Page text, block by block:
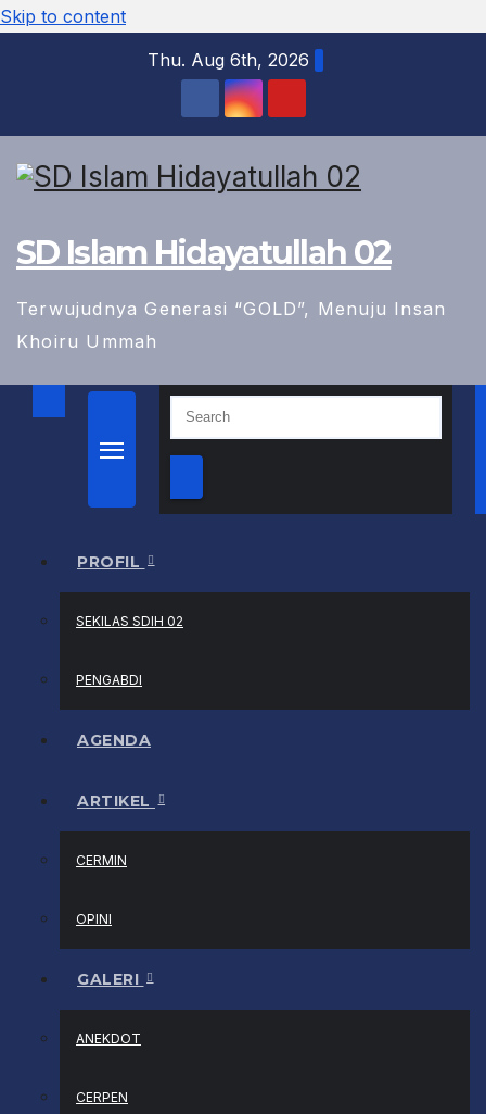
Skip to content
Thu. Aug 6th, 2026
SD Islam Hidayatullah 02
Terwujudnya Generasi “GOLD”, Menuju Insan
Khoiru Ummah
PROFIL
SEKILAS SDIH 02
PENGABDI
AGENDA
ARTIKEL
CERMIN
OPINI
GALERI
ANEKDOT
CERPEN